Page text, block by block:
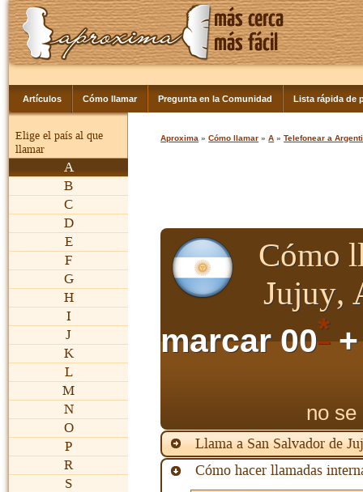
Artículos Cómo llamar Pregunta en la Comunidad Lista rápida de
Elige el país al que
llamar
A
B
C
D
E
F
G
H
I
J
K
L
M
N
O
P
R
S
Aproxima »Cómo llamar »A »Telefonear a
Cómo
Jujuy,
marcar 00*+
no
Llama a San Salvador de
Cómo hacer llamadas